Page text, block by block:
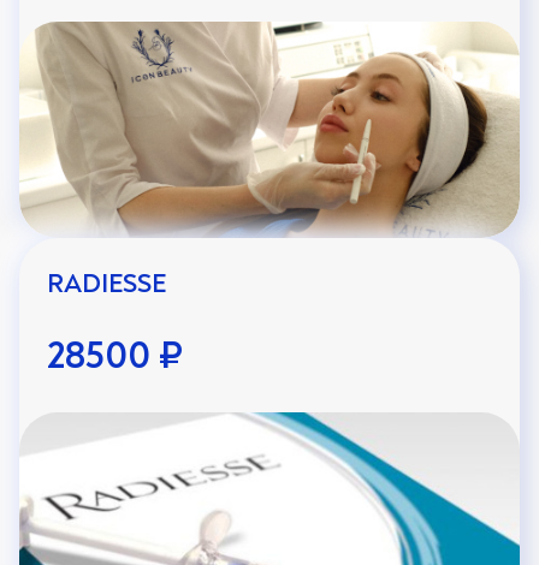
Нечеткий контур губ
Носогубные складки
Обезвоженность кожи
Омоложение кожи шеи и декольте
Опущение уголков рта
Пигментация
Потеря тургора, дряблость кожи
Сухость кожи
Темные круги под глазами
RADIESSE
28500 ₽